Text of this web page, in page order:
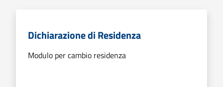
Dichiarazione di Residenza
Modulo per cambio residenza